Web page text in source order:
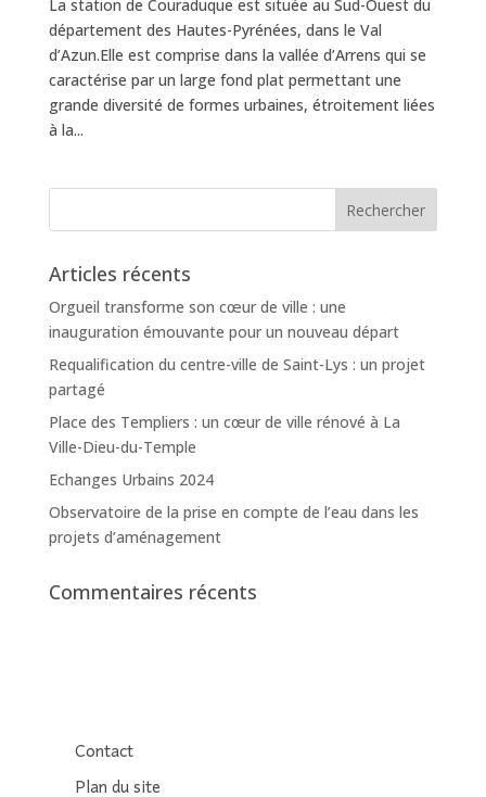
La station de Couraduque est située au Sud-Ouest du
département des Hautes-Pyrénées, dans le Val
d’Azun.Elle est comprise dans la vallée d’Arrens qui se
caractérise par un large fond plat permettant une
grande diversité de formes urbaines, étroitement liées
à la...
Articles récents
Orgueil transforme son cœur de ville : une
inauguration émouvante pour un nouveau départ
Requalification du centre-ville de Saint-Lys : un projet
partagé
Place des Templiers : un cœur de ville rénové à La
Ville-Dieu-du-Temple
Echanges Urbains 2024
Observatoire de la prise en compte de l’eau dans les
projets d’aménagement
Commentaires récents
Contact
Plan du site